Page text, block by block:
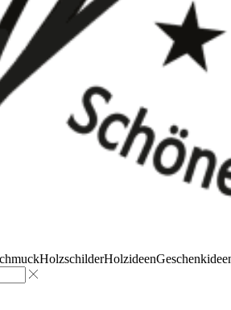
HolzschilderHolzideen